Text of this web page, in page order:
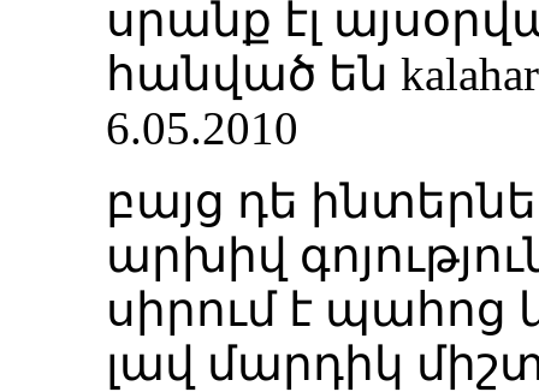
սրանք էլ
հանված են
6.05.2010
բայց դե
արխիվ
սիրում է պահոց
լավ մարդիկ